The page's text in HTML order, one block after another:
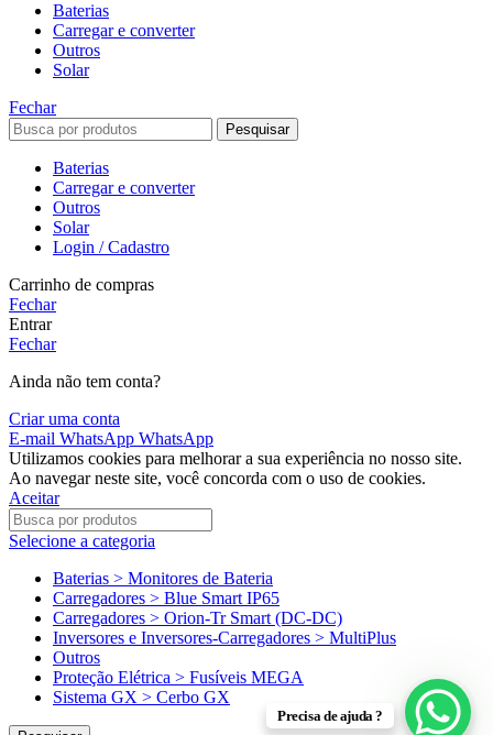
Baterias
Carregar e converter
Outros
Solar
Fechar
Pesquisar
Baterias
Carregar e converter
Outros
Solar
Login / Cadastro
Carrinho de compras
Fechar
Entrar
Fechar
Ainda não tem conta?
Criar uma conta
E-mail WhatsApp WhatsApp
Utilizamos cookies para melhorar a sua experiência no nosso site.
Ao navegar neste site, você concorda com o uso de cookies.
Aceitar
Selecione a categoria
Baterias > Monitores de Bateria
Carregadores > Blue Smart IP65
Carregadores > Orion-Tr Smart (DC-DC)
Inversores e Inversores-Carregadores > MultiPlus
Outros
Proteção Elétrica > Fusíveis MEGA
Sistema GX > Cerbo GX
Precisa de ajuda ?